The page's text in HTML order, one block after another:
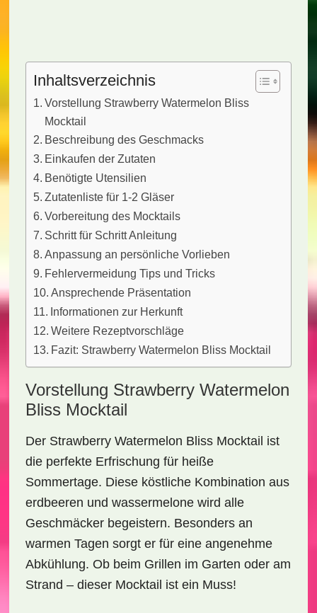
Inhaltsverzeichnis
Vorstellung Strawberry Watermelon Bliss
Mocktail
Beschreibung des Geschmacks
Einkaufen der Zutaten
Benötigte Utensilien
Zutatenliste für 1-2 Gläser
Vorbereitung des Mocktails
Schritt für Schritt Anleitung
Anpassung an persönliche Vorlieben
Fehlervermeidung Tips und Tricks
Ansprechende Präsentation
Informationen zur Herkunft
Weitere Rezeptvorschläge
Fazit: Strawberry Watermelon Bliss Mocktail
Vorstellung Strawberry Watermelon
Bliss Mocktail
Der Strawberry Watermelon Bliss Mocktail ist
die perfekte Erfrischung für heiße
Sommertage. Diese köstliche Kombination aus
erdbeeren und wassermelonewird alle
Geschmäcker begeistern. Besonders an
warmen Tagen sorgt er für eine angenehme
Abkühlung. Ob beim Grillen im Garten oder am
Strand – dieser Mocktail ist ein Muss!